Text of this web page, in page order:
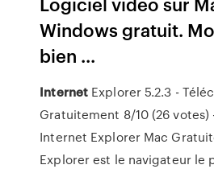
Windows gratuit.
bien ...
Internet Explorer 5.2.3 -
Gratuitement 8/10 (26 votes)
Internet Explorer Mac
Explorer est le navigateur le